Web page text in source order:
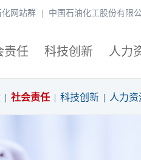
化网站群 中国石油化工股份有限
责任 科技创新 人力
| 社会责任 | 科技创新 | 人力资